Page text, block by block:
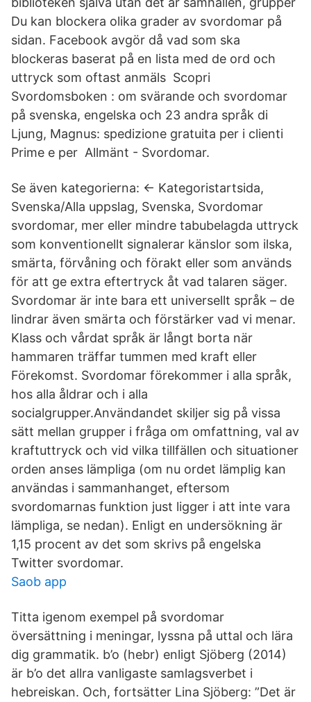
Du kan blockera olika grader av svordomar på
sidan. Facebook avgör då vad som ska
blockeras baserat på en lista med de ord och
uttryck som oftast anmäls Scopri
Svordomsboken : om svärande och svordomar
på svenska, engelska och 23 andra språk di
Ljung, Magnus: spedizione gratuita per i clienti
Prime e per Allmänt - Svordomar.
Se även kategorierna: ← Kategoristartsida,
Svenska/Alla uppslag, Svenska, Svordomar
svordomar, mer eller mindre tabubelagda uttryck
som konventionellt signalerar känslor som ilska,
smärta, förvåning och förakt eller som används
för att ge extra eftertryck åt vad talaren säger.
Svordomar är inte bara ett universellt språk – de
lindrar även smärta och förstärker vad vi menar.
Klass och vårdat språk är långt borta när
hammaren träffar tummen med kraft eller
Förekomst. Svordomar förekommer i alla språk,
hos alla åldrar och i alla
socialgrupper.Användandet skiljer sig på vissa
sätt mellan grupper i fråga om omfattning, val av
kraftuttryck och vid vilka tillfällen och situationer
orden anses lämpliga (om nu ordet lämplig kan
användas i sammanhanget, eftersom
svordomarnas funktion just ligger i att inte vara
lämpliga, se nedan). Enligt en undersökning är
1,15 procent av det som skrivs på engelska
Twitter svordomar.
Saob app
Titta igenom exempel på svordomar
översättning i meningar, lyssna på uttal och lära
dig grammatik. b’o (hebr) enligt Sjöberg (2014)
är b’o det allra vanligaste samlagsverbet i
hebreiskan. Och, fortsätter Lina Sjöberg: ”Det är